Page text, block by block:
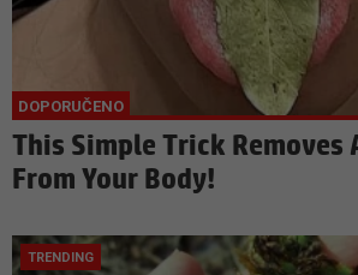
This Simple Trick Removes
From Your Body!